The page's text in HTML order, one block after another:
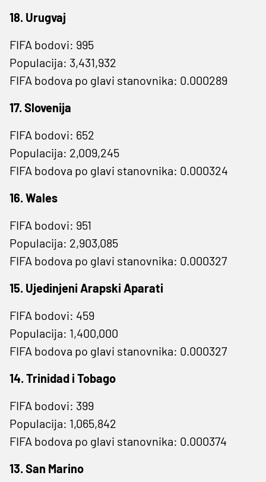
18. Urugvaj
FIFA bodovi: 995
Populacija: 3,431,932
FIFA bodova po glavi stanovnika: 0.000289
17. Slovenija
FIFA bodovi: 652
Populacija: 2,009,245
FIFA bodova po glavi stanovnika: 0.000324
16. Wales
FIFA bodovi: 951
Populacija: 2,903,085
FIFA bodova po glavi stanovnika: 0.000327
15. Ujedinjeni Arapski Aparati
FIFA bodovi: 459
Populacija: 1,400,000
FIFA bodova po glavi stanovnika: 0.000327
14. Trinidad i Tobago
FIFA bodovi: 399
Populacija: 1,065,842
FIFA bodova po glavi stanovnika: 0.000374
13. San Marino